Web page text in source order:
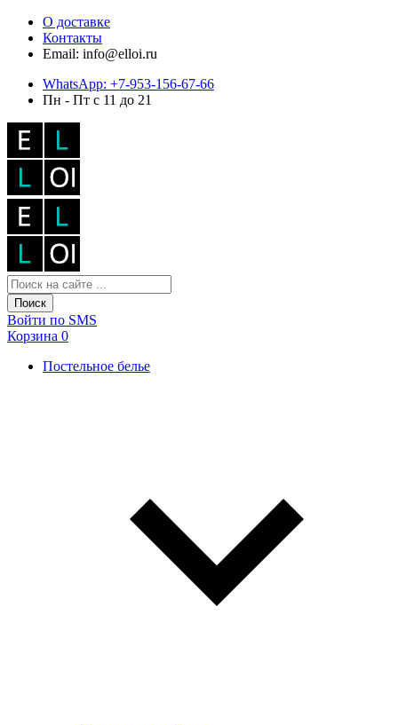
О доставке
Контакты
Email: info@elloi.ru
WhatsApp: +7-953-156-67-66
Пн - Пт с 11 до 21
Поиск
Войти по SMS
Корзина 0
Постельное белье